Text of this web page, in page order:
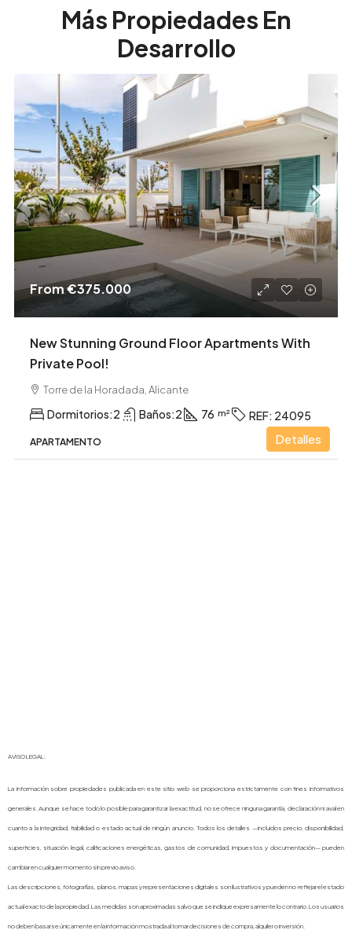
Más Propiedades En
Desarrollo
From€375.000
New Stunning Ground Floor Apartments With
Private Pool!
Torre de la Horadada, Alicante
Dormitorios:2 Baños:2 76 REF: 24095
APARTAMENTO Detalles
AVISO LEGAL:
La información sobre propiedades publicada en este sitio web se proporciona estrictamente con fines informativos
generales. Aunque se hace todo lo posible para garantizar la exactitud, no se ofrece ninguna garantía, declaración ni aval en
cuanto a la integridad, fiabilidad o estado actual de ningún anuncio. Todos los detalles —incluidos precio, disponibilidad,
superficies, situación legal, calificaciones energéticas, gastos de comunidad, impuestos y documentación— pueden
cambiar en cualquier momento sin previo aviso.
Las descripciones, fotografías, planos, mapas y representaciones digitales son ilustrativos y pueden no reflejar el estado
actual exacto de la propiedad. Las medidas son aproximadas salvo que se indique expresamente lo contrario. Los usuarios
no deben basarse únicamente en la información mostrada al tomar decisiones de compra, alquiler o inversión.